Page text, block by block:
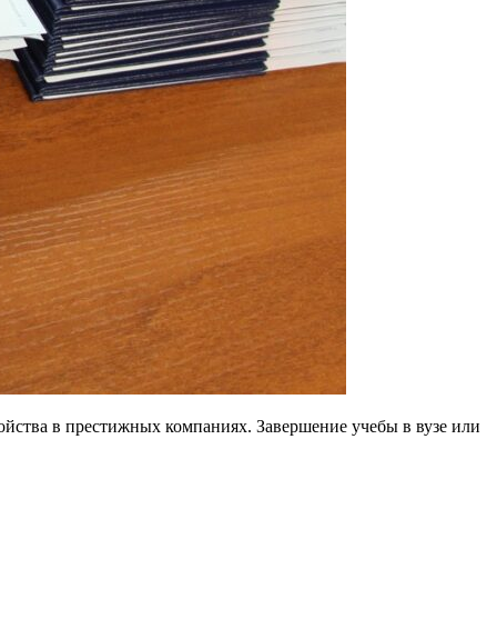
в престижных компаниях. Завершение учебы в вузе или